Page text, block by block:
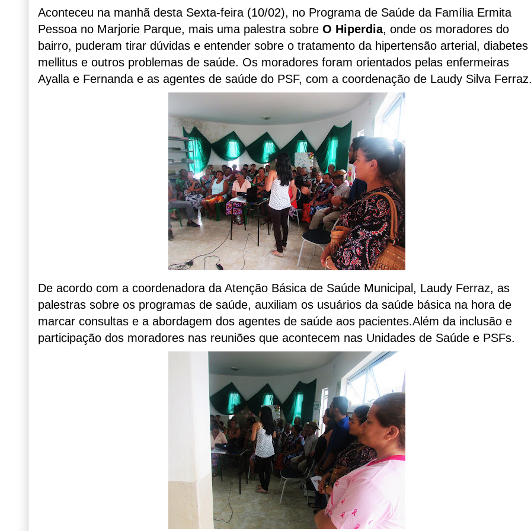
Aconteceu na manhã desta Sexta-feira (10/02), no Programa de Saúde da Família Ermita
Pessoa no Marjorie Parque, mais uma palestra sobre O Hiperdia, onde os moradores do
bairro, puderam tirar dúvidas e entender sobre o tratamento da hipertensão arterial, diabetes
mellitus e outros problemas de saúde. Os moradores foram orientados pelas enfermeiras
Ayalla e Fernanda e as agentes de saúde do PSF, com a coordenação de Laudy Silva
De acordo com a coordenadora da Atenção Básica de Saúde Municipal, Laudy Ferraz, as
palestras sobre os programas de saúde, auxiliam os usuários da saúde básica na hora de
marcar consultas e a abordagem dos agentes de saúde aos pacientes.Além da inclusão e
participação dos moradores nas reuniões que acontecem nas Unidades de Saúde e PSFs.